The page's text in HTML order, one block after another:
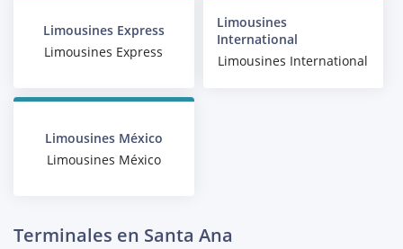
Limousines Express
Limousines Express
Limousines
International
Limousines International
Limousines México
Limousines México
Terminales en Santa Ana